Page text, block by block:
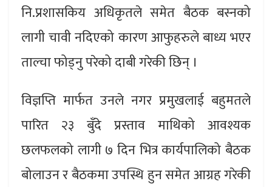
नि.प्रशासकिय अधिकृतले समेत बैठक बस्नको
लागी चावी नदिएको कारण आफुहरुले बाध्य भएर
ताल्चा फोड्नु परेको दाबी गरेकी छिन् ।
विज्ञप्ति मार्फत उनले नगर प्रमुखलाई बहुमतले
पारित २३ बुँदे प्रस्ताव माथिको आवश्यक
छलफलको लागी ७ दिन भित्र कार्यपालिको बैठक
बोलाउन र बैठकमा उपस्थि हुन समेत आग्रह गरेकी